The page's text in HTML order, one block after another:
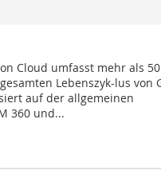
Cloud umfasst mehr als
Lebenszyk-lus von
auf der allgemeinen
360 und...